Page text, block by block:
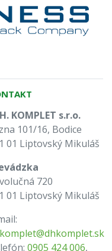
KOMPLET s.r.o.
101/16, Bodice
01 Liptovský Mikuláš
720
01 Liptovský Mikuláš
0905 424 006,